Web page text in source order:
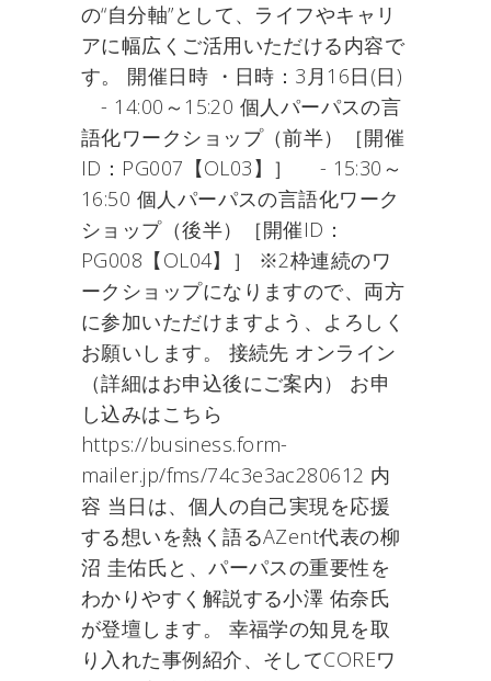
の“自分軸”として、ライフやキャリ
アに幅広くご活用いただける内容で
す。 開催日時 ・日時：3月16日(日)
- 14:00～15:20 個人パーパスの言
語化ワークショップ（前半）［開催
ID：PG007【OL03】］ - 15:30～
16:50 個人パーパスの言語化ワーク
ショップ（後半）［開催ID：
PG008【OL04】］ ※2枠連続のワ
ークショップになりますので、両方
に参加いただけますよう、よろしく
お願いします。 接続先 オンライン
（詳細はお申込後にご案内） お申
し込みはこちら
https://business.form-
mailer.jp/fms/74c3e3ac280612 内
容 当日は、個人の自己実現を応援
する想いを熱く語るAZent代表の柳
沼 圭佑氏と、パーパスの重要性を
わかりやすく解説する小澤 佑奈氏
が登壇します。 幸福学の知見を取
り入れた事例紹介、そしてCOREワ